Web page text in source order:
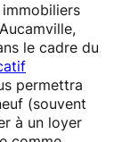
le cadre du
permettra
(souvent
à un loyer